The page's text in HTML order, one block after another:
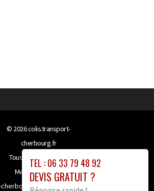
TEL : 06 33 79 48 92
DEVIS GRATUIT ?
© 2026colis.transport-
cherbourg.fr
Tous droits réservés
Mentions légales
bénéficie de la technologie